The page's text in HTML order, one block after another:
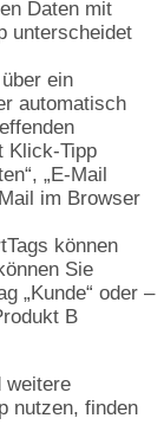
Daten mit
unterscheidet
ein
automatisch
Klick-Tipp
„E-Mail
im Browser
können
Sie
„Kunde“ oder –
B
weitere
nutzen, finden